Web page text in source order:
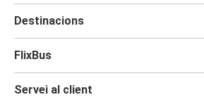
Destinacions
FlixBus
Servei al client